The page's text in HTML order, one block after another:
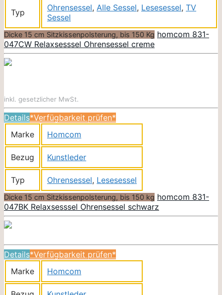
Typ Ohrensessel, Alle Sessel, Lesesessel, TV
Sessel
Dicke 15 cm Sitzkissenpolsterung, bis 150 Kg homcom 831-
047CW Relaxsesssel Ohrensessel creme
inkl. gesetzlicher MwSt.
Details*Verfügbarkeit prüfen*
Marke
Homcom
Bezug Kunstleder
Typ Ohrensessel, Lesesessel
Dicke 15 cm Sitzkissenpolsterung, bis 150 kg homcom 831-
047BK Relaxsesssel Ohrensessel schwarz
Details*Verfügbarkeit prüfen*
Marke
Homcom